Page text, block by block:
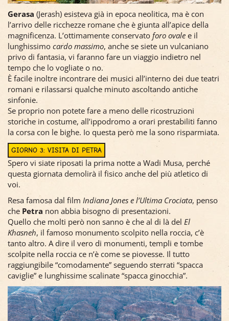
Gerasa (Jerash) esisteva già in epoca neolitica, ma è con
l’arrivo delle ricchezze romane che è giunta all’apice della
magnificenza. L’ottimamente conservato foro ovale e il
lunghissimo cardo massimo, anche se siete un vulcaniano
privo di fantasia, vi faranno fare un viaggio indietro nel
tempo che lo vogliate o no.
È facile inoltre incontrare dei musici all’interno dei due teatri
romani e rilassarsi qualche minuto ascoltando antiche
sinfonie.
Se proprio non potete fare a meno delle ricostruzioni
storiche in costume, all’ippodromo a orari prestabiliti fanno
la corsa con le bighe. Io questa però me la sono risparmiata.
GIORNO 3: VISITA DI PETRA
Spero vi siate riposati la prima notte a Wadi Musa, perché
questa giornata demolirà il fisico anche del più atletico di
voi.
Resa famosa dal film Indiana Jones e l’Ultima Crociata, penso
che Petra non abbia bisogno di presentazioni.
Quello che molti però non sanno è che al di là del El
Khasneh, il famoso monumento scolpito nella roccia, c’è
tanto altro. A dire il vero di monumenti, templi e tombe
scolpite nella roccia ce n’è come se piovesse. Il tutto
raggiungibile “comodamente” seguendo sterrati “spacca
caviglie” e lunghissime scalinate “spacca ginocchia”.